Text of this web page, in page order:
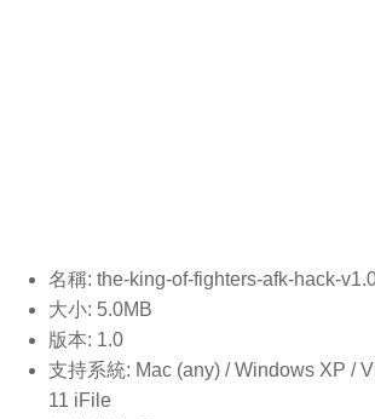
名稱: the-king-of-fighters-afk-hack-
大小: 5.0MB
版本: 1.0
支持系統: Mac (any) / Windows XP /
11 iFile